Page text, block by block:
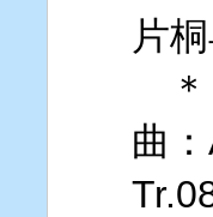
片
＊
曲：